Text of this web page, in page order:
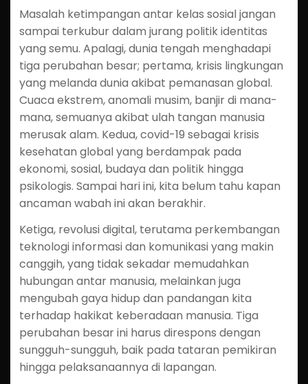
Masalah ketimpangan antar kelas sosial jangan
sampai terkubur dalam jurang politik identitas
yang semu. Apalagi, dunia tengah menghadapi
tiga perubahan besar; pertama, krisis lingkungan
yang melanda dunia akibat pemanasan global.
Cuaca ekstrem, anomali musim, banjir di mana-
mana, semuanya akibat ulah tangan manusia
merusak alam. Kedua, covid-19 sebagai krisis
kesehatan global yang berdampak pada
ekonomi, sosial, budaya dan politik hingga
psikologis. Sampai hari ini, kita belum tahu kapan
ancaman wabah ini akan berakhir.
Ketiga, revolusi digital, terutama perkembangan
teknologi informasi dan komunikasi yang makin
canggih, yang tidak sekadar memudahkan
hubungan antar manusia, melainkan juga
mengubah gaya hidup dan pandangan kita
terhadap hakikat keberadaan manusia. Tiga
perubahan besar ini harus direspons dengan
sungguh-sungguh, baik pada tataran pemikiran
hingga pelaksanaannya di lapangan.